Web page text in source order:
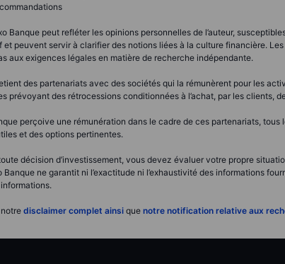
Banque peut refléter les opinions personnelles de l’auteur,
et peuvent servir à clarifier des notions liées à la culture financière.
aux exigences légales en matière de recherche indépendante.
des partenariats avec des sociétés qui la rémunèrent pour les
prévoyant des rétrocessions conditionnées à l’achat, par les clients,
perçoive une rémunération dans le cadre de ces partenariats,
et des options pertinentes.
décision d’investissement, vous devez évaluer votre propre
Banque ne garantit ni l’exactitude ni l’exhaustivité des informations
disclaimer complet ainsi que notre notification relative aux